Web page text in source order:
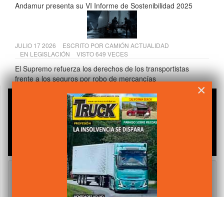
Andamur presenta su VI Informe de Sostenibilidad 2025
JULIO 17 2026 ESCRITO POR CAMIÓN ACTUALIDAD
EN LEGISLACIÓN VISTO 649 VECES
El Supremo refuerza los derechos de los transportistas
frente a los seguros por robo de mercancías
×